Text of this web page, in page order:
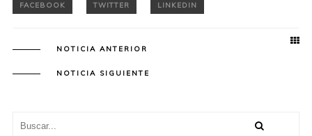
NOTICIA ANTERIOR
NOTICIA SIGUIENTE